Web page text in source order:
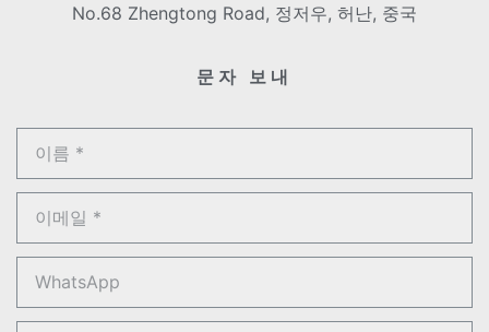
No.68 Zhengtong Road, 정저우, 허난, 중국
문자 보내